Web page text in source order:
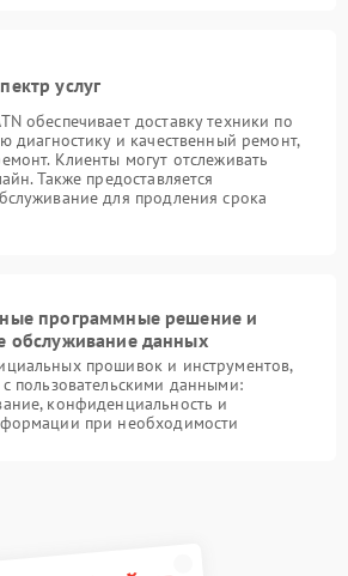
услуг
обеспечивает доставку техники по
диагностику и качественный ремонт,
Клиенты могут отслеживать
Также предоставляется
для продления срока
программные решение и
обслуживание данных
прошивок и инструментов,
пользовательскими данными:
конфиденциальность и
при необходимости